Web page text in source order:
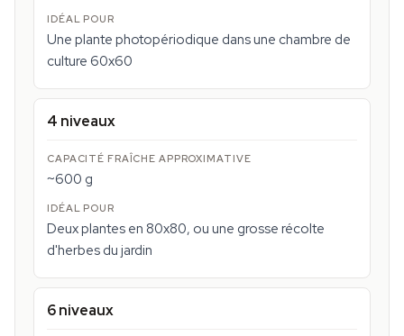
Une plante photopériodique dans une chambre de
culture 60x60
4 niveaux
~600 g
Deux plantes en 80x80, ou une grosse récolte
d'herbes du jardin
6 niveaux